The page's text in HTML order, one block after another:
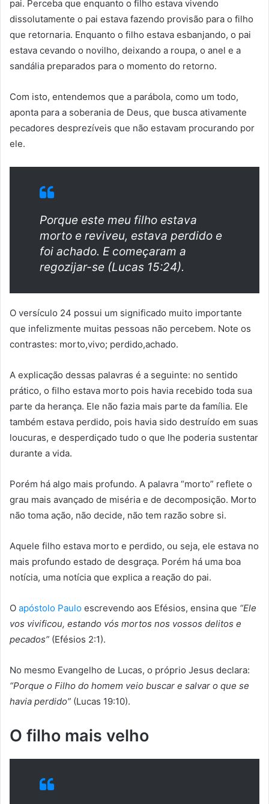
pai. Perceba que enquanto o filho estava vivendo
dissolutamente o pai estava fazendo provisão para o filho
que retornaria. Enquanto o filho estava esbanjando, o pai
estava cevando o novilho, deixando a roupa, o anel e a
sandália preparados para o momento do retorno.
Com isto, entendemos que a parábola, como um todo,
aponta para a soberania de Deus, que busca ativamente
pecadores desprezíveis que não estavam procurando por
ele.
Porque este meu filho estava
morto e reviveu, estava perdido e
foi achado. E começaram a
regozijar-se (Lucas 15:24).
O versículo 24 possui um significado muito importante
que infelizmente muitas pessoas não percebem. Note os
contrastes: morto,vivo; perdido,achado.
A explicação dessas palavras é a seguinte: no sentido
prático, o filho estava morto pois havia recebido toda sua
parte da herança. Ele não fazia mais parte da família. Ele
também estava perdido, pois havia sido destruído em suas
loucuras, e desperdiçado tudo o que lhe poderia sustentar
durante a vida.
Porém há algo mais profundo. A palavra “morto” reflete o
grau mais avançado de miséria e de decomposição. Morto
não toma ação, não decide, não tem razão sobre si.
Aquele filho estava morto e perdido, ou seja, ele estava no
mais profundo estado de desgraça. Porém há uma boa
notícia, uma notícia que explica a reação do pai.
O apóstolo Paulo escrevendo aos Efésios, ensina que “Ele
vos vivificou, estando vós mortos nos vossos delitos e
pecados” (Efésios 2:1).
No mesmo Evangelho de Lucas, o próprio Jesus declara:
“Porque o Filho do homem veio buscar e salvar o que se
havia perdido” (Lucas 19:10).
O filho mais velho